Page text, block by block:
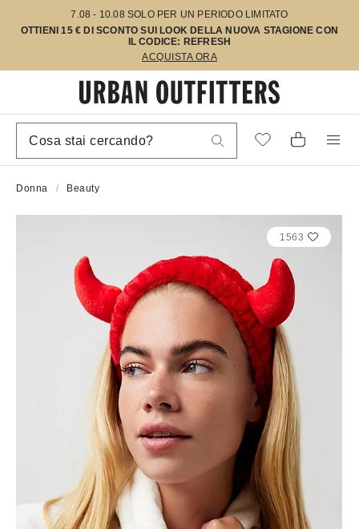
7.08 - 10.08 SOLO PER UN PERIODO LIMITATO
OTTIENI 15 € DI SCONTO SUI LOOK DELLA NUOVA STAGIONE CON
IL CODICE: REFRESH
ACQUISTA ORA
Donna Beauty
1563